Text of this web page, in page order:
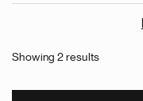
Showing 2 results